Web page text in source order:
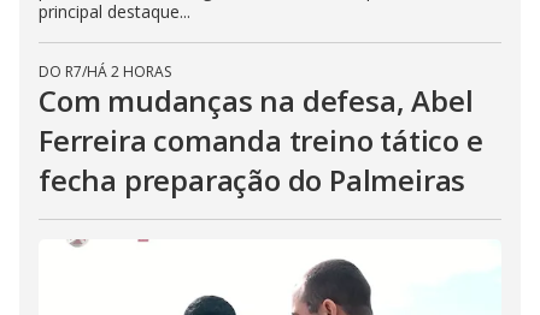
principal destaque...
DO R7/HÁ 2 HORAS
Com mudanças na defesa, Abel
Ferreira comanda treino tático e
fecha preparação do Palmeiras